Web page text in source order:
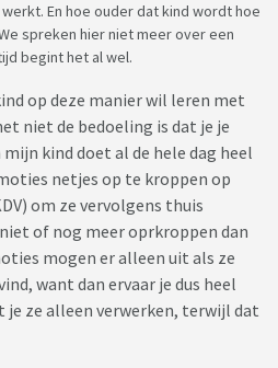
En hoe ouder dat kind wordt hoe
spreken hier niet meer over een
begint het al wel.
op deze manier wil leren met
niet de bedoeling is dat je je
kind doet al de hele dag heel
netjes op te kroppen op
om ze vervolgens thuis
of nog meer oprkroppen dan
mogen er alleen uit als ze
want dan ervaar je dus heel
ze alleen verwerken, terwijl dat